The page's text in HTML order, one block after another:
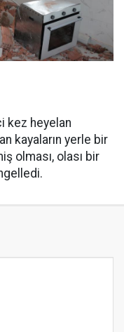
kez heyelan
kayaların yerle bir
olması, olası bir